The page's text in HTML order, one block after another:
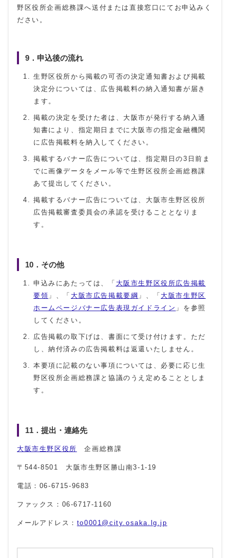
野区役所企画総務課へ送付または直接窓口にてお申込みく
ださい。
9．申込後の流れ
生野区役所から掲載の可否の決定通知書および掲載
決定分については、広告掲載料の納入通知書が届き
ます。
掲載の決定を受けた者は、大阪市が発行する納入通
知書により、指定期日までに大阪市の指定金融機関
に広告掲載料を納入してください。
掲載するバナー広告については、指定期日の3日前ま
でに画像データをメール等で生野区役所企画総務課
あて提出してください。
掲載するバナー広告については、大阪市生野区役所
広告掲載審査委員会の承認を受けることとなりま
す。
10．その他
申込みにあたっては、「 大阪市生野区役所広告掲載
要領 」、「 大阪市広告掲載要綱 」、「 大阪市生野区
ホームページバナー広告表現ガイドライン 」を参照
してください。
広告掲載の取下げは、書面にて受け付けます。ただ
し、納付済みの広告掲載料は返還いたしません。
本要項に記載のない事項については、必要に応じ生
野区役所企画総務課と協議のうえ定めることとしま
す。
11．提出・連絡先
大阪市生野区役所 企画総務課
〒544-8501 大阪市生野区勝山南3-1-19
電話：06-6715-9683
ファックス：06-6717-1160
メールアドレス： to0001@city.osaka.lg.jp